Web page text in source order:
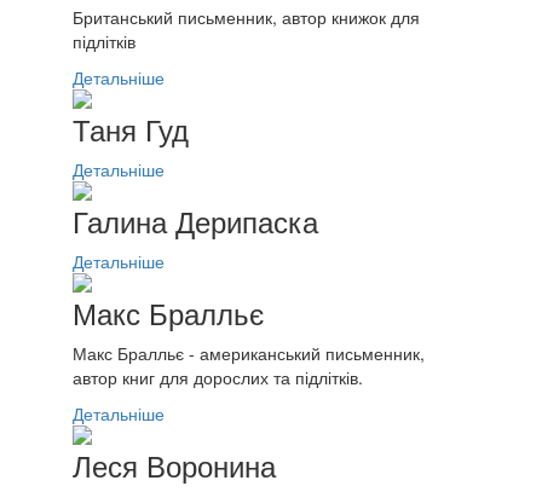
Британський письменник, автор книжок для
підлітків
Детальніше
Таня Гуд
Детальніше
Галина Дерипаска
Детальніше
Макс Бралльє
Макс Бралльє - американський письменник,
автор книг для дорослих та підлітків.
Детальніше
Леся Воронина